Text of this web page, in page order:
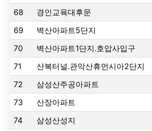
68
경인교육대후문
69
벽산아파트5단지
70
벽산아파트1단지.호압사입구
71
산복터널.관악산휴먼시아2단지
72
삼성산주공아파트
73
산장아파트
74
삼성산성지